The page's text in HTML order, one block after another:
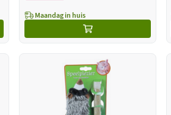
Maandag in huis